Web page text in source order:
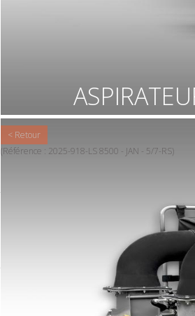
< Retour
(Référence : 2025-918-LS 8500 - JAN - 5/7-RS)
travail 1,50 m - double turbine à 6
hydraulique - 4 roues pivotante
du bac recolteur de 850 litres par le
hydraulique - accrochage flottant
terrain) - poids : 335 kg - débit huile
- il faut une prise d’huile hydraulique
libre sur le véhicule - possibilité de